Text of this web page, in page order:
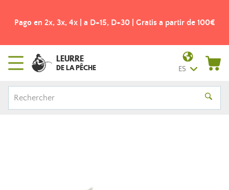
Pago en 2x, 3x, 4x | a D+15, D+30 | Gratis a partir de 100€
LEURRE
DE LA PÊCHE ES